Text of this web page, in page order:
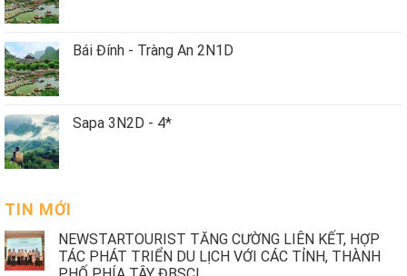
Bái Đính - Tràng An 2N1D
Sapa 3N2D - 4*
TIN MỚI
NEWSTARTOURIST TĂNG CƯỜNG LIÊN KẾT, HỢP
TÁC PHÁT TRIỂN DU LỊCH VỚI CÁC TỈNH, THÀNH